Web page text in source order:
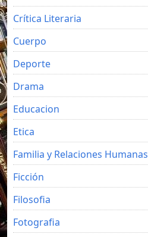
Crítica Literaria
Cuerpo
Deporte
Drama
Educacion
Etica
Familia y Relaciones Humanas
Ficción
Filosofia
Fotografia